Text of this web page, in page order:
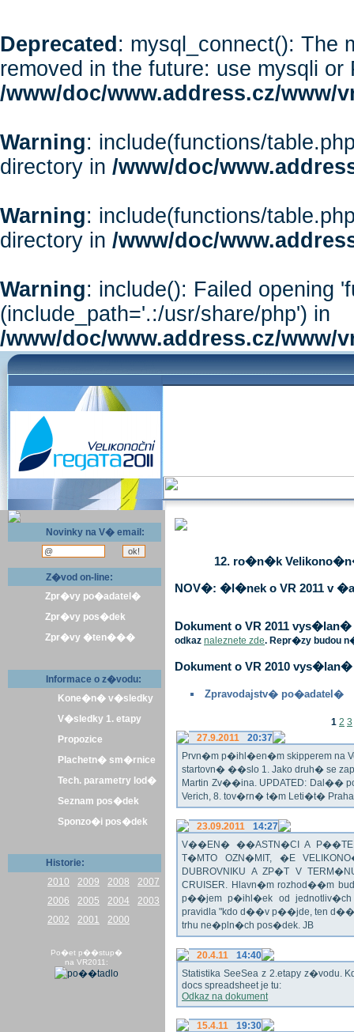
Deprecated : mysql_connect(): The
removed in the future: use mysqli or
/www/doc/www.address.cz/www/
Warning: include(functions/
directory in /www/doc/
Warning: include(functions/
directory in /www/doc/
Warning: include(): Failed opening
(include_path='.:/usr/share/php') in
/www/doc/www.address.cz/www/
Novinky na V� email:
Z�vod on-line:
Zpr�vy po�adatel�
Zpr�vy pos�dek
Zpr�vy �ten���
Informace o z�vodu:
Kone�n� v�sledky
V�sledky 1. etapy
Propozice
Plachetn� sm�rnice
Tech. parametry lod�
Seznam pos�dek
Sponzo�i pos�dek
Historie:
2010
2009 2008
2007
2006
2005 2004
2003
2002
2001 2000
Po�et p��stup�
na VR2011:
12. ro�n�k
NOV�: �l�nek o VR 2011 v
Dokument o VR 2011
odkaz naleznete zde. Repr�zy budou
Dokument o VR 2010
Zpravodajstv� po�adatel�
1 2 3
27.9.2011
20:37
Prvn�m p�ihl�en�m skipperem na
startovn� ��slo 1. Jako druh� se
Martin Zv��ina. UPDATED: Dal��
Verich, 8. tov�rn� t�m Leti�t� Praha
23.09.2011
14:27
V��EN� ��ASTN�CI A
T�MTO OZN�MIT, �E
DUBROVNIKU A ZP�T V
CRUISER. Hlavn�m rozhod��m
p��jem p�ihl�ek od
pravidla "kdo d��v p��jde, ten
trhu ne�pln�ch pos�dek. JB
20.4.11
14:40
Statistika SeeSea z 2.etapy z�vodu.
docs spreadsheet je tu:
Odkaz na dokument
15.4.11
19:30